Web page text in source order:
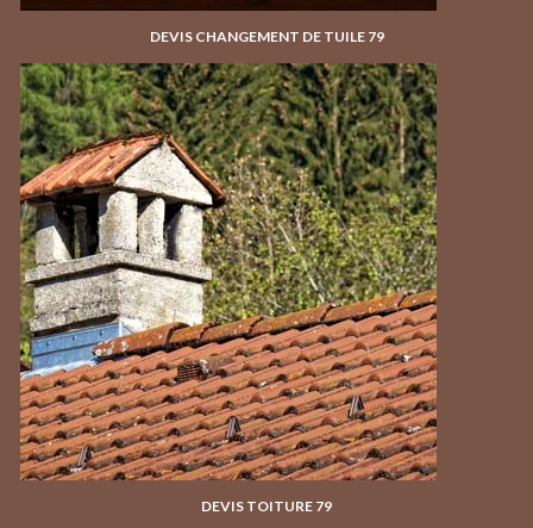
DEVIS CHANGEMENT DE TUILE 79
DEVIS TOITURE 79